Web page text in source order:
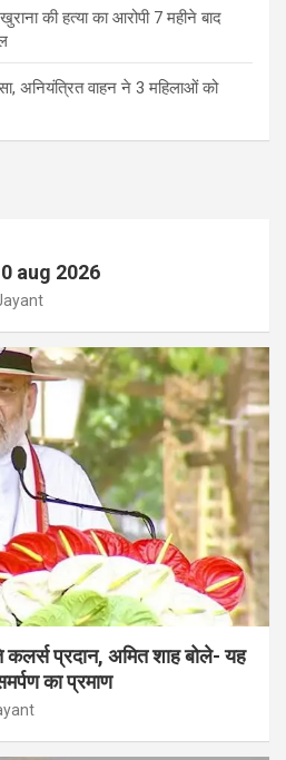
की हत्या का आरोपी 7 महीने बाद
अनियंत्रित वाहन ने 3 महिलाओं को
aug 2026
कलर्स प्रदान, अमित शाह बोले- यह
का प्रमाण